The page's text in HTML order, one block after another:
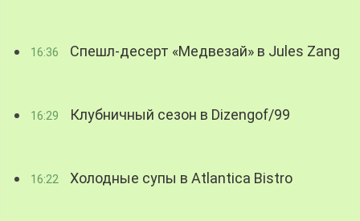
16:36 Спешл-десерт «Медвезай» в Jules Zang
16:29 Клубничный сезон в Dizengof/99
16:22 Холодные супы в Atlantica Bistro